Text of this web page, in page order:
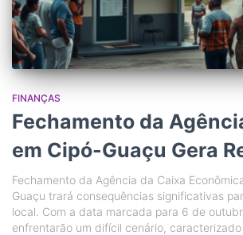
FINANÇAS
Fechamento da
em Cipó-Guaçu Gera
Fechamento da Agência da Caixa
Guaçu trará consequências significativas
local. Com a data marcada para 6 de
enfrentarão um difícil cenário,